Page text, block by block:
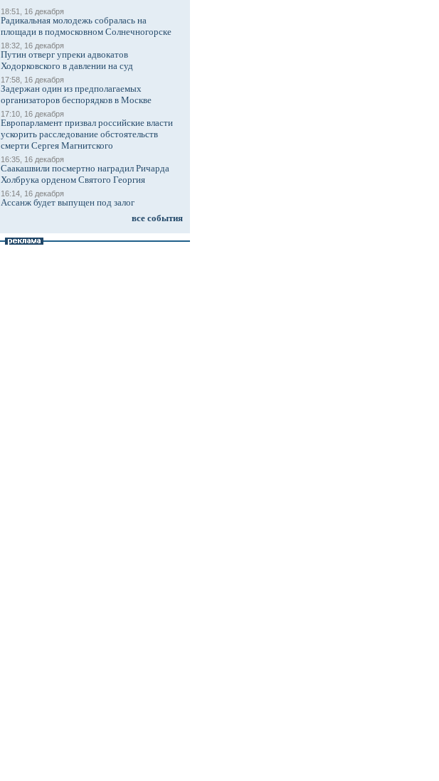
18:51, 16 декабря
Радикальная молодежь собралась на
площади в подмосковном Солнечногорске
18:32, 16 декабря
Путин отверг упреки адвокатов
Ходорковского в давлении на суд
17:58, 16 декабря
Задержан один из предполагаемых
организаторов беспорядков в Москве
17:10, 16 декабря
Европарламент призвал российские власти
ускорить расследование обстоятельств
смерти Сергея Магнитского
16:35, 16 декабря
Саакашвили посмертно наградил Ричарда
Холбрука орденом Святого Георгия
16:14, 16 декабря
Ассанж будет выпущен под залог
все события